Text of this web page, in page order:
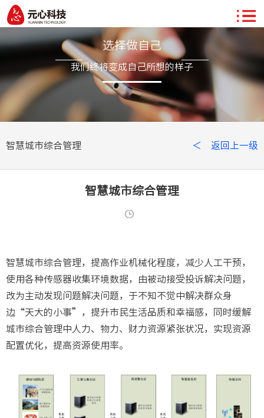
选择做自己
我们终将变成自己所想的样子
智慧城市综合管理 ＜ 返回上一级
智慧城市综合管理
智慧城市综合管理，提高作业机械化程度，减少人工干预，
使用各种传感器收集环境数据，由被动接受投诉解决问题，
改为主动发现问题解决问题，于不知不觉中解决群众身
边“天大的小事”，提升市民生活品质和幸福感，同时缓解
城市综合管理中人力、物力、财力资源紧张状况，实现资源
配置优化，提高资源使用率。